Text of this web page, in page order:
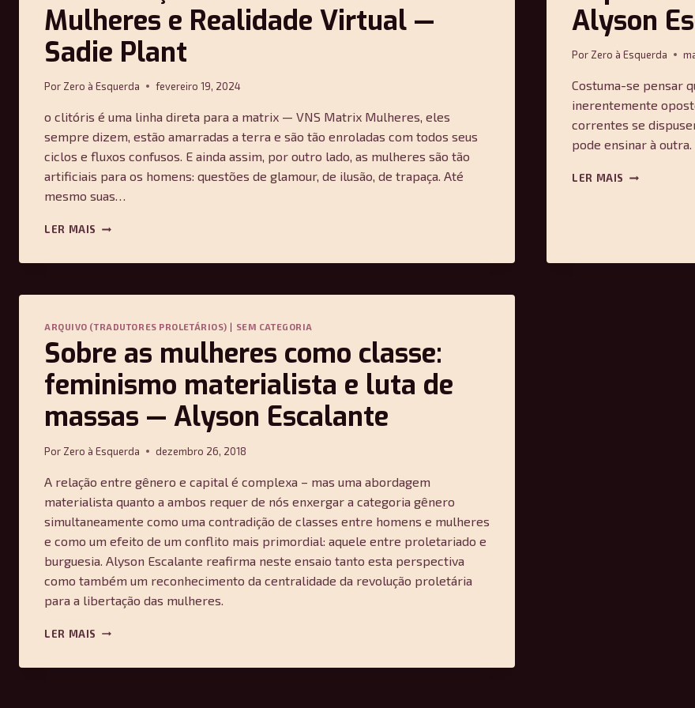
Mulheres e Realidade Virtual —
Sadie Plant
Por Zero à Esquerda fevereiro 19, 2024
o clitóris é uma linha direta para a matrix — VNS Matrix Mulheres, eles
sempre dizem, estão amarradas a terra e são tão enroladas com todos seus
ciclos e fluxos confusos. E ainda assim, por outro lado, as mulheres são tão
artificiais para os homens: questões de glamour, de ilusão, de trapaça. Até
mesmo suas…
LER MAIS FEMINIZAÇÕES:
SADIE
Alyson
Por Zero à Esquerda
Costuma-se pensar
inerentemente
correntes se
pode ensinar à outra.
LER MAIS REPENSANDO
ARQUIVO (TRADUTORES PROLETÁRIOS) SEM CATEGORIA
Sobre as mulheres como classe:
feminismo materialista e luta de
massas — Alyson Escalante
Por Zero à Esquerda dezembro 26, 2018
A relação entre gênero e capital é complexa – mas uma abordagem
materialista quanto a ambos requer de nós enxergar a categoria gênero
simultaneamente como uma contradição de classes entre homens e mulheres
e como um efeito de um conflito mais primordial: aquele entre proletariado e
burguesia. Alyson Escalante reafirma neste ensaio tanto esta perspectiva
como também um reconhecimento da centralidade da revolução proletária
para a libertação das mulheres.
LER MAIS SOBRE